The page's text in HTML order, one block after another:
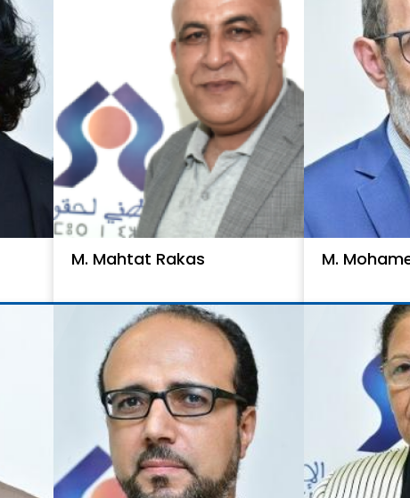
M. Mahtat Rakas M.